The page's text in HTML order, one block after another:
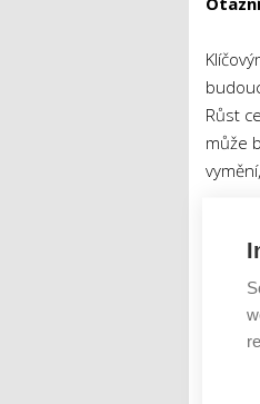
Růst
může